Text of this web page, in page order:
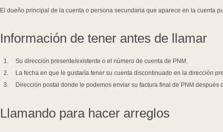
El dueño principal de la cuenta o persona secundaria que aparece en la cuenta
Información de tener antes de llamar
Su dirección presente/existente o el número de cuenta de PNM.
La fecha en que le gustaría tener su cuenta discontinuado en la dirección
Dirección postal donde le podemos enviar su factura final de PNM después
Llamando para hacer arreglos